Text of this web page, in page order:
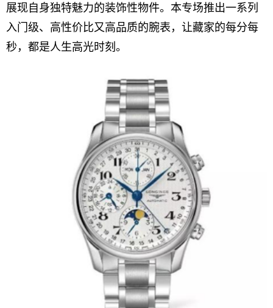
展现自身独特魅力的装饰性物件。本专场推出一系列
入门级、高性价比又高品质的腕表，让藏家的每分每
秒，都是人生高光时刻。